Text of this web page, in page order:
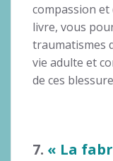
compassion et
livre, vous
traumatismes
vie adulte et
de ces
7. « La